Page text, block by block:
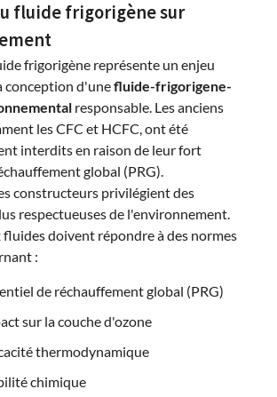
fluide frigorigène sur
frigorigène représente un enjeu
conception d'unefluide-frigorigene-
responsable. Les anciens
les CFC et HCFC, ont été
interdits en raison de leur fort
global (PRG).
constructeurs privilégient des
respectueuses de l'environnement.
fluides doivent répondre à des normes
:
de réchauffement global (PRG)
sur la couche d'ozone
thermodynamique
chimique